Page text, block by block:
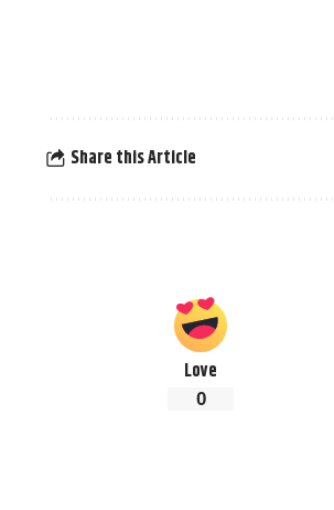
Share this Article
Love
0